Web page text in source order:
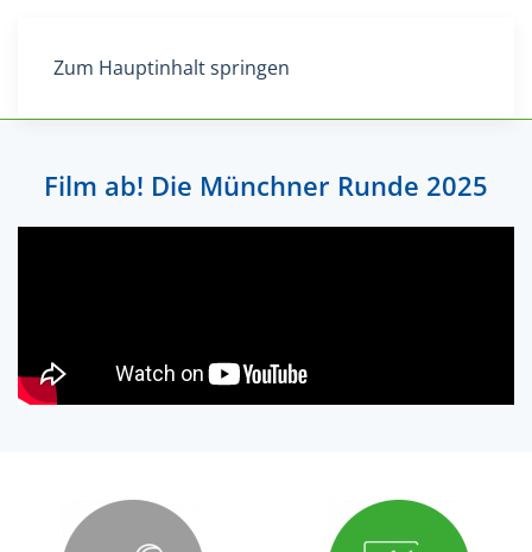
Zum Hauptinhalt springen
Film ab! Die Münchner Runde 2025